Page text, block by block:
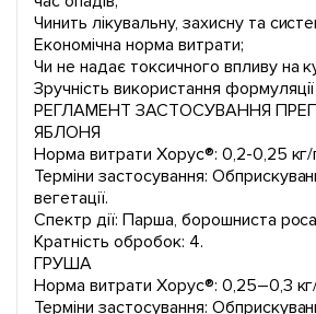
Чинить лікувальну, захисну та
Економічна норма витрати;
Чи не надає токсичного впливу на
Зручність використання
РЕГЛАМЕНТ ЗАСТОСУВАННЯ
ЯБЛОНЯ
Норма витрати Хорус®: 0,2-0,25 кг/
Терміни застосування:
вегетації.
Спектр дії: Парша, борошниста
Кратність обробок: 4.
ГРУША
Норма витрати Хорус®: 0,25–0,3
Терміни застосування: